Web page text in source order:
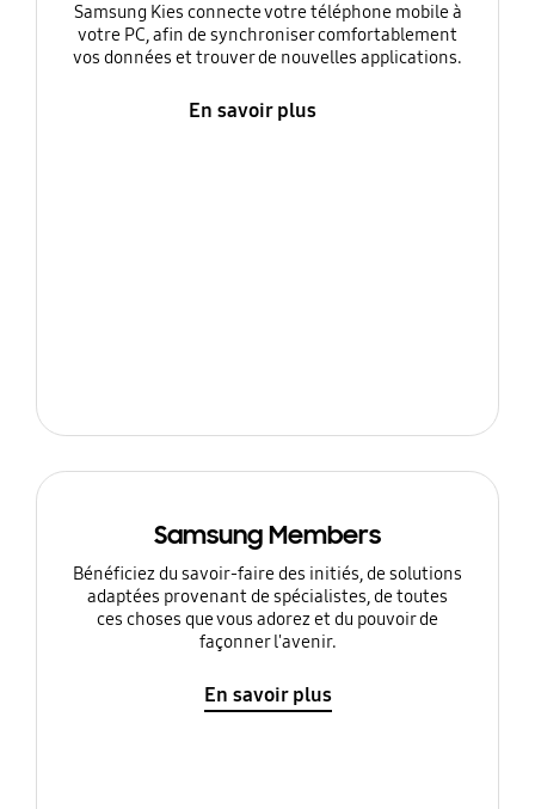
Samsung Kies connecte votre téléphone mobile à
votre PC, afin de synchroniser comfortablement
vos données et trouver de nouvelles applications.
En savoir plus
Samsung Members
Bénéficiez du savoir-faire des initiés, de solutions
adaptées provenant de spécialistes, de toutes
ces choses que vous adorez et du pouvoir de
façonner l'avenir.
En savoir plus